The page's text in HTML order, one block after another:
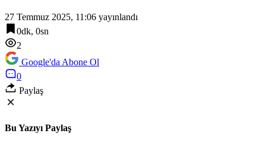
27 Temmuz 2025, 11:06 yayınlandı
0dk, 0sn
2
Google'da Abone Ol
0
Paylaş
Bu Yazıyı Paylaş